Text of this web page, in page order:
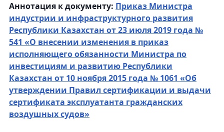
Аннотация к документу: Приказ Министра
индустрии и инфраструктурного развития
Республики Казахстан от 23 июля 2019 года №
541 «О внесении изменения в приказ
исполняющего обязанности Министра по
инвестициям и развитию Республики
Казахстан от 10 ноября 2015 года № 1061 «Об
утверждении Правил сертификации и выдачи
сертификата эксплуатанта гражданских
воздушных судов»